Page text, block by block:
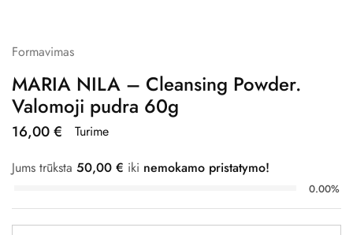
Formavimas
MARIA NILA – Cleansing Powder.
Valomoji pudra 60g
16,00€
Turime
Jums trūksta 50,00 € iki nemokamo pristatymo!
0.00%